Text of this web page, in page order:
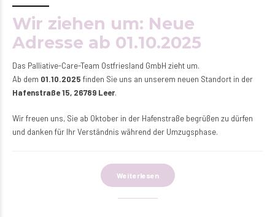
Wir ziehen um: Neue
Adresse ab 01.10.2025
Das Palliative-Care-Team Ostfriesland GmbH zieht um.
Ab dem 01.10.2025 finden Sie uns an unserem neuen Standort in der
Hafenstraße 15, 26789 Leer.
Wir freuen uns, Sie ab Oktober in der Hafenstraße begrüßen zu dürfen
und danken für Ihr Verständnis während der Umzugsphase.
Weiterlesen